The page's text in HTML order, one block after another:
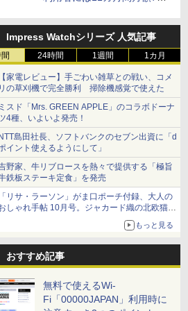
Impress Watchシリーズ 人気記事
24時間 1週間 1カ月
家電レビュー】手ごわい雑草との戦い、コメ
の草刈機で完全勝利 掃除機感覚で使えた
スド「Mrs. GREEN APPLE」のコラボドーナ
4種、いよいよ発売！
島田社長、ソフトバンクのセブン出資に「d
イント使えるようにして」
野家、牛リブロースを熱々で提供する「極旨
鉄板ステーキ定食」を発売
リサ・ラーソン」がま口ポーチ付録、大人の
しゃれ手帖 10月号。ジャカード織の北欧猫デ
もっと見る
おすすめ記事
無料で使えるWi-
Fi「00000JAPAN」利用時に